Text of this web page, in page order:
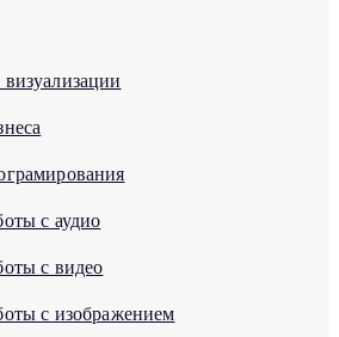
с аудио
с видео
с изображением